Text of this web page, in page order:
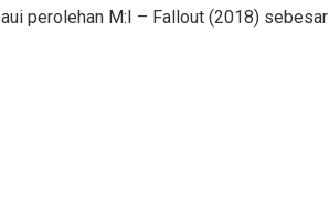
perolehan M:I – Fallout (2018)